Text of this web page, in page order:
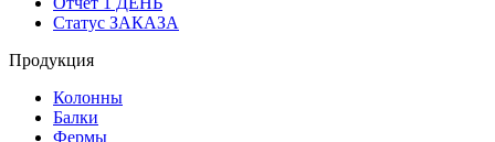
Статус ЗАКАЗА
Продукция
Колонны
Балки
Фермы